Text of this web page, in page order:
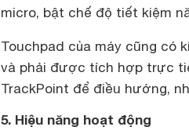
micro, bật chế độ tiết kiệm
Touchpad của máy cũng có
và phải được tích hợp trực
TrackPoint để điều hướng,
5. Hiệu năng hoạt động